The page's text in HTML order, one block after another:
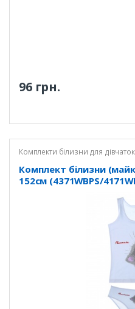
96 грн.
Комплекти білизни для дівчаток
Комплект білизни
152см (4371WBPS/